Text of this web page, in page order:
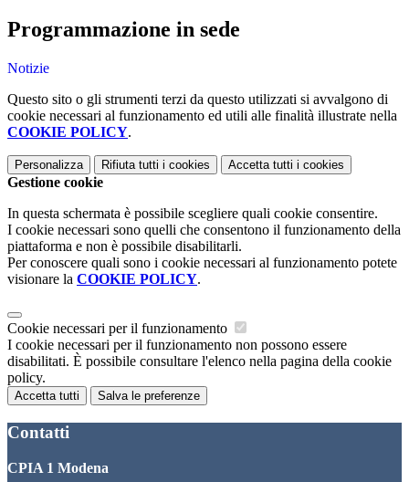
Programmazione in sede
Notizie
Questo sito o gli strumenti terzi da questo utilizzati si avvalgono di
cookie necessari al funzionamento ed utili alle finalità illustrate nella
COOKIE POLICY.
Personalizza Rifiuta tutti i cookies Accetta tutti i cookies
Gestione cookie
In questa schermata è possibile scegliere quali cookie consentire.
I cookie necessari sono quelli che consentono il funzionamento della
piattaforma e non è possibile disabilitarli.
Per conoscere quali sono i cookie necessari al funzionamento potete
visionare la COOKIE POLICY.
Cookie necessari per il funzionamento
I cookie necessari per il funzionamento non possono essere
disabilitati. È possibile consultare l'elenco nella pagina della cookie
policy.
Accetta tutti Salva le preferenze
Contatti
CPIA 1 Modena